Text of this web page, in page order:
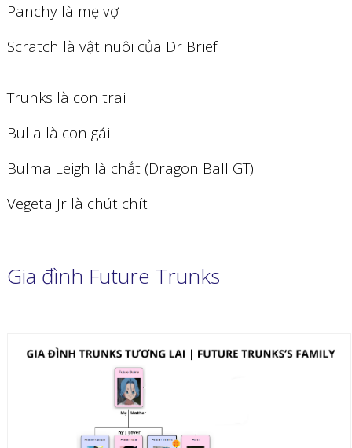
Panchy là mẹ vợ
Scratch là vật nuôi của Dr Brief
Trunks là con trai
Bulla là con gái
Bulma Leigh là chắt (Dragon Ball GT)
Vegeta Jr là chút chít
Gia đình Future Trunks